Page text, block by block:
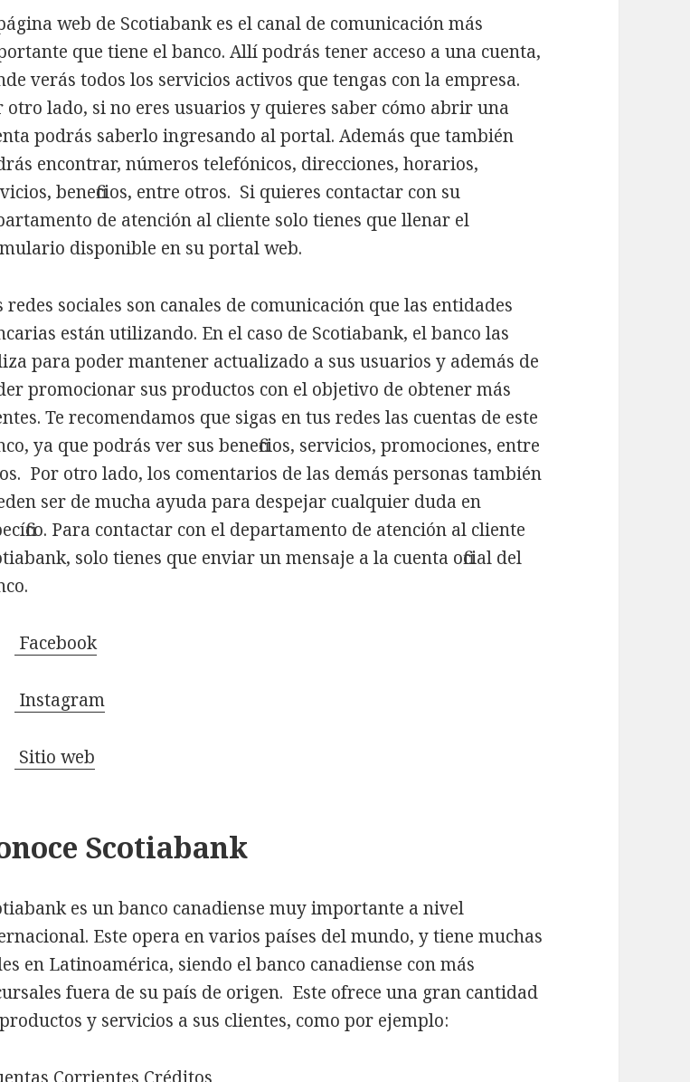
web de Scotiabank es el canal de comunicación más
que tiene el banco. Allí podrás tener acceso a una cuenta,
verás todos los servicios activos que tengas con la empresa.
otro lado, si no eres usuarios y quieres saber cómo abrir una
podrás saberlo ingresando al portal. Además que también
encontrar, números telefónicos, direcciones, horarios,
beneficios, entre otros. Si quieres contactar con su
de atención al cliente solo tienes que llenar el
disponible en su portal web.
redes sociales son canales de comunicación que las entidades
están utilizando. En el caso de Scotiabank, el banco las
para poder mantener actualizado a sus usuarios y además de
promocionar sus productos con el objetivo de obtener más
Te recomendamos que sigas en tus redes las cuentas de este
ya que podrás ver sus beneficios, servicios, promociones, entre
Por otro lado, los comentarios de las demás personas también
ser de mucha ayuda para despejar cualquier duda en
Para contactar con el departamento de atención al cliente
solo tienes que enviar un mensaje a la cuenta oficial del
Facebook
Instagram
Sitio web
Scotiabank
es un banco canadiense muy importante a nivel
Este opera en varios países del mundo, y tiene muchas
en Latinoamérica, siendo el banco canadiense con más
fuera de su país de origen. Este ofrece una gran cantidad
y servicios a sus clientes, como por ejemplo: